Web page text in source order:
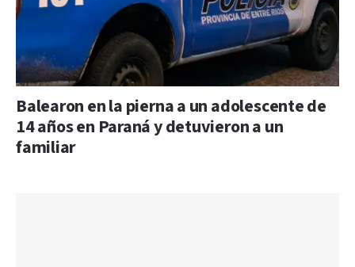
Balearon en la pierna a un adolescente de
14 años en Paraná y detuvieron a un
familiar